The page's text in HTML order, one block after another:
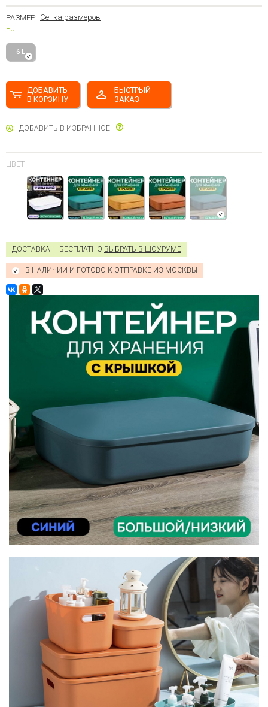
РАЗМЕР: Сетка размеров
EU
6 L
ДОБАВИТЬ
В КОРЗИНУ
БЫСТРЫЙ
ЗАКАЗ
ДОБАВИТЬ В ИЗБРАННОЕ
ЦВЕТ
ДОСТАВКА — БЕСПЛАТНО ВЫБРАТЬ В ШОУРУМЕ
В НАЛИЧИИ И ГОТОВО К ОТПРАВКЕ ИЗ МОСКВЫ